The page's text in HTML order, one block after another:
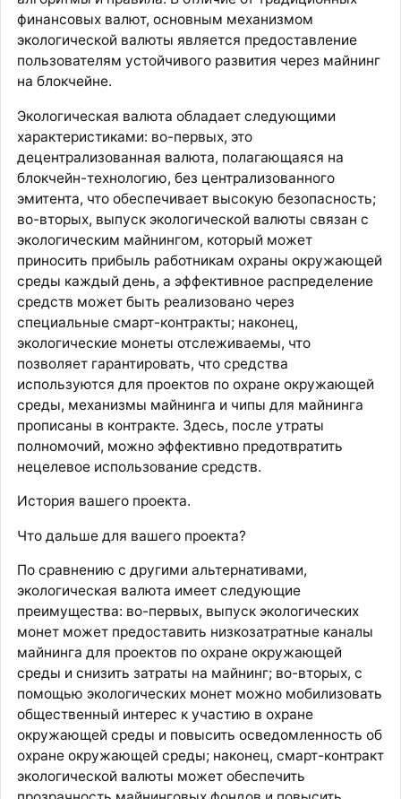
финансовых валют, основным механизмом
экологической валюты является предоставление
пользователям устойчивого развития через майнинг
на блокчейне.
Экологическая валюта обладает следующими
характеристиками: во-первых, это
децентрализованная валюта, полагающаяся на
блокчейн-технологию, без централизованного
эмитента, что обеспечивает высокую безопасность;
во-вторых, выпуск экологической валюты связан с
экологическим майнингом, который может
приносить прибыль работникам охраны окружающей
среды каждый день, а эффективное распределение
средств может быть реализовано через
специальные смарт-контракты; наконец,
экологические монеты отслеживаемы, что
позволяет гарантировать, что средства
используются для проектов по охране окружающей
среды, механизмы майнинга и чипы для майнинга
прописаны в контракте. Здесь, после утраты
полномочий, можно эффективно предотвратить
нецелевое использование средств.
История вашего проекта.
Что дальше для вашего проекта?
По сравнению с другими альтернативами,
экологическая валюта имеет следующие
преимущества: во-первых, выпуск экологических
монет может предоставить низкозатратные каналы
майнинга для проектов по охране окружающей
среды и снизить затраты на майнинг; во-вторых, с
помощью экологических монет можно мобилизовать
общественный интерес к участию в охране
окружающей среды и повысить осведомленность об
охране окружающей среды; наконец, смарт-контракт
экологической валюты может обеспечить